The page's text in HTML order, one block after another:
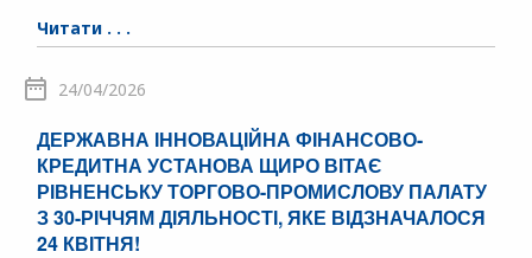
Читати . . .
24/04/2026
ДЕРЖАВНА ІННОВАЦІЙНА ФІНАНСОВО-
КРЕДИТНА УСТАНОВА ЩИРО ВІТАЄ
РІВНЕНСЬКУ ТОРГОВО-ПРОМИСЛОВУ ПАЛАТУ
З 30-РІЧЧЯМ ДІЯЛЬНОСТІ, ЯКЕ ВІДЗНАЧАЛОСЯ
24 КВІТНЯ!